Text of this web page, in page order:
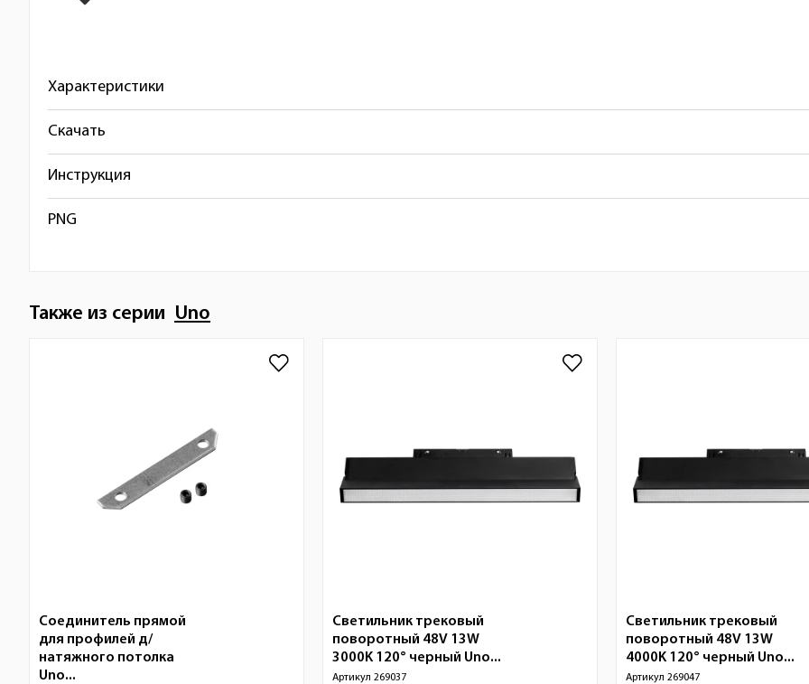
Характеристики
Скачать
Инструкция
PNG
Также из серии Uno
Соединитель прямой
для профилей д/
натяжного потолка
Uno...
Светильник трековый
поворотный 48V 13W
3000K 120° черный Uno...
Артикул 269037
Светильник трековый
поворотный 48V 13W
4000K 120° черный Uno...
Артикул 269047